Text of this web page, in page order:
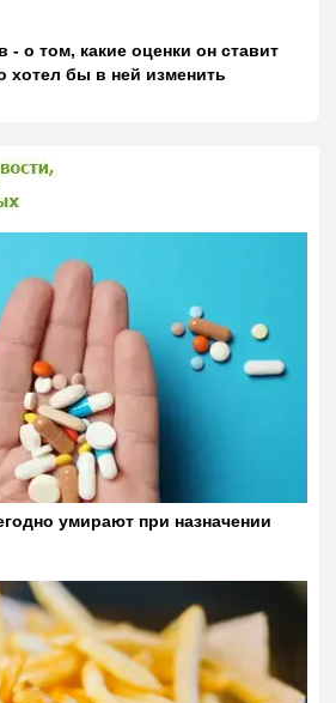
о том, какие оценки он ставит
хотел бы в ней изменить